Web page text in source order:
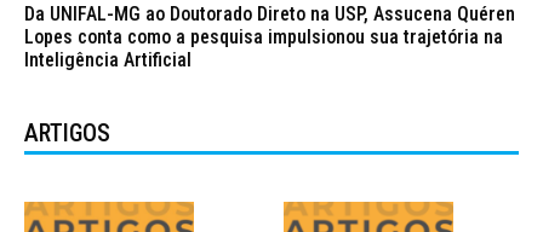
Da UNIFAL-MG ao Doutorado Direto na USP, Assucena Quéren
Lopes conta como a pesquisa impulsionou sua trajetória na
Inteligência Artificial
ARTIGOS